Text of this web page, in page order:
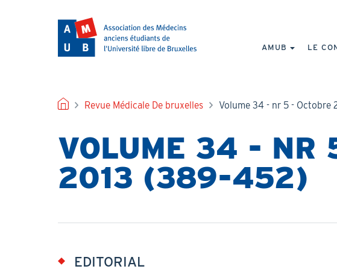
PRINCIPALE
AMUB LE
FIL
D'ARIANE
Revue Médicale De bruxelles Volume 34 - nr 5 - Octobre
VOLUME 34 - NR
2013 (389-452)
EDITORIAL